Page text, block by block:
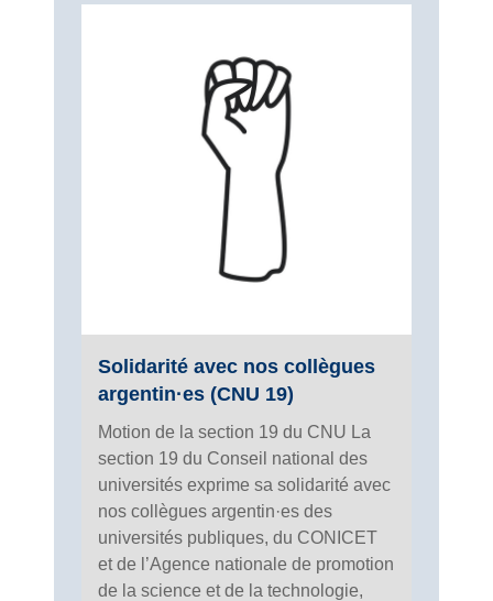
Solidarité avec nos collègues
argentin·es (CNU 19)
Motion de la section 19 du CNU La
section 19 du Conseil national des
universités exprime sa solidarité avec
nos collègues argentin·es des
universités publiques, du CONICET
et de l’Agence nationale de promotion
de la science et de la technologie,